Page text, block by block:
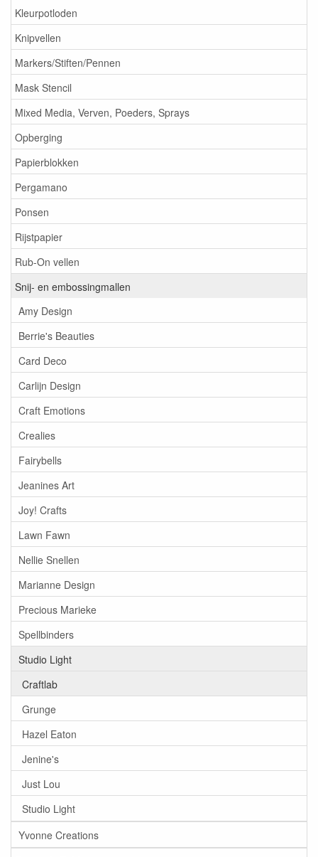
Kleurpotloden
Knipvellen
Markers/Stiften/Pennen
Mask Stencil
Mixed Media, Verven, Poeders, Sprays
Opberging
Papierblokken
Pergamano
Ponsen
Rijstpapier
Rub-On vellen
Snij- en embossingmallen
Amy Design
Berrie's Beauties
Card Deco
Carlijn Design
Craft Emotions
Crealies
Fairybells
Jeanines Art
Joy! Crafts
Lawn Fawn
Nellie Snellen
Marianne Design
Precious Marieke
Spellbinders
Studio Light
Craftlab
Grunge
Hazel Eaton
Jenine's
Just Lou
Studio Light
Yvonne Creations